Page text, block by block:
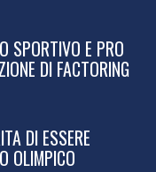
SPORTIVO E PRO
DI FACTORING
DI ESSERE
OLIMPICO